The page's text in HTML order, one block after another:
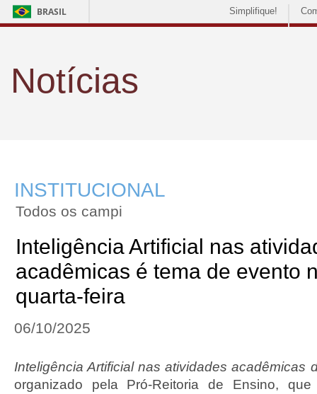
BRASIL Simplifique!
Notícias
INSTITUCIONAL
Todos os campi
Inteligência Artificial nas
acadêmicas é tema de evento
quarta-feira
06/10/2025
Inteligência Artificial nas atividades acadêmicas
organizado pela Pró-Reitoria de Ensino, que